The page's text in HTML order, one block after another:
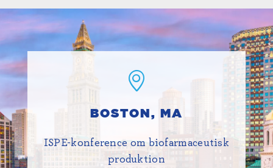
BOSTON, MA
ISPE-konference om biofarmaceutisk
produktion